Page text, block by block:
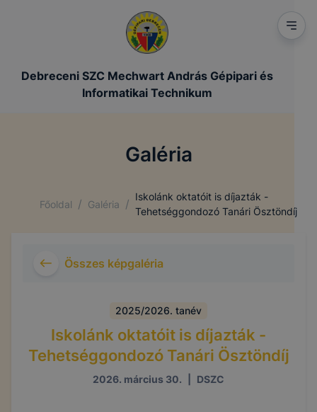
Debreceni SZC Mechwart András Gépipari és
Informatikai Technikum
Galéria
Főoldal / Galéria /
Iskolánk oktatóit is díjazták -
Tehetséggondozó Tanári Ösztöndíj
Összes képgaléria
2025/2026. tanév
Iskolánk oktatóit is díjazták -
Tehetséggondozó Tanári Ösztöndíj
2026. március 30. DSZC